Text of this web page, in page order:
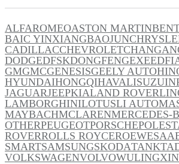
ALFAROMEOASTON MARTIN
BAIC YINXIANGBAOJUN
CADILLACCHEVROLETCHANGAN
DODGEDFSKDONGFENGEXEED
GMGMCGENESISGEELY AUTO
HYUNDAIHONGQIHAVALISUZU
JAGUARJEEPKIALAND ROVER
LAMBORGHINILOTUSLI AUTO
MAYBACHMCLARENMERCEDES-
OTHERPEUGEOTPORSCHE
ROVERROLLS ROYCEROEWE
SMARTSAMSUNGSKODATANK
VOLKSWAGENVOLVOWULING